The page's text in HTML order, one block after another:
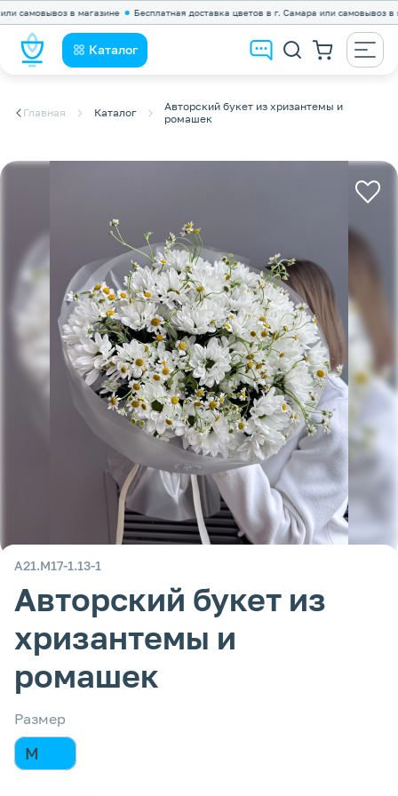
в магазине Бесплатная доставка цветов в г. Самара или самовывоз в
Каталог
Главная Каталог
Авторский букет из хризантемы и
ромашек
А21.М17-1.13-1
Авторский букет из
хризантемы и
ромашек
Размер
M